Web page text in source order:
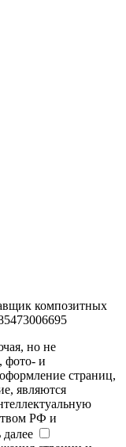
композитных
но не
фото- и
страниц,
являются
РФ и
далее